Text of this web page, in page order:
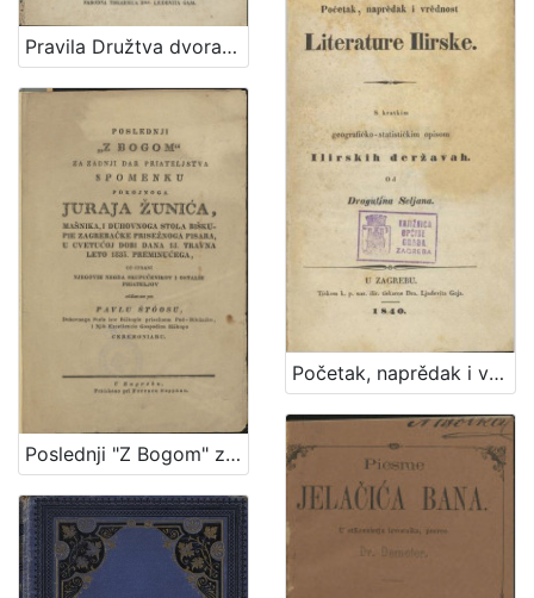
Pravila Družtva dvorane zagrebačke
Poslednji "Z Bogom" za zadnji dar priateljstva spomeniku pokojnoga Juraja Žunića,... / alduvan po Pavlu Štoosu,...
Početak, naprědak i vrědnost literature ilirske : s kratkim geografičko-statističkim opisom ilirskih deržavah / od Dragutina Seljan